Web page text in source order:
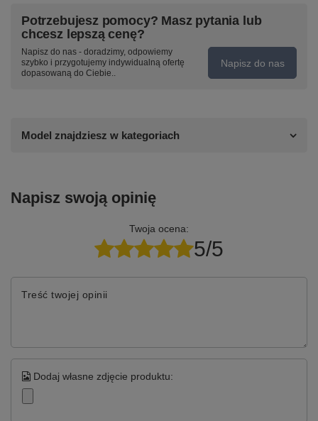
Potrzebujesz pomocy? Masz pytania lub
chcesz lepszą cenę?
Napisz do nas - doradzimy, odpowiemy
szybko i przygotujemy indywidualną ofertę
dopasowaną do Ciebie..
Napisz do nas
Model znajdziesz w kategoriach
Napisz swoją opinię
Twoja ocena:
5/5
Treść twojej opinii
Dodaj własne zdjęcie produktu: